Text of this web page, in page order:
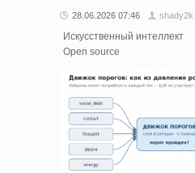
28.06.2026 07:46 shady2k
Искусственный интеллект
Open source